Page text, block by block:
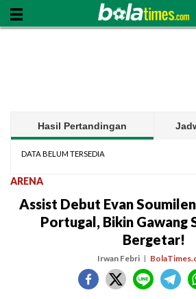
Hasil Pertandingan
DATA BELUM TERSEDIA
ARENA
Assist Debut Evan
Portugal, Bikin Gawang
Bergetar!
Irwan Febri